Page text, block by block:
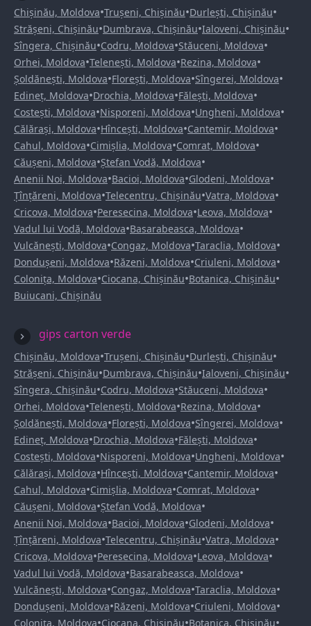
Chișinău, Moldova•Trușeni, Chișinău•Durlești, Chișinău•
Strășeni, Chișinău•Dumbrava, Chișinău•Ialoveni, Chișinău•
Sîngera, Chișinău•Codru, Moldova•Stăuceni, Moldova•
Orhei, Moldova•Telenești, Moldova•Rezina, Moldova•
Șoldănești, Moldova•Florești, Moldova•Sîngerei, Moldova•
Edineț, Moldova•Drochia, Moldova•Fălești, Moldova•
Costești, Moldova•Nisporeni, Moldova•Ungheni, Moldova•
Călărași, Moldova•Hîncești, Moldova•Cantemir, Moldova•
Cahul, Moldova•Cimișlia, Moldova•Comrat, Moldova•
Căușeni, Moldova•Ștefan Vodă, Moldova•
Anenii Noi, Moldova•Bacioi, Moldova•Glodeni, Moldova•
Țînțăreni, Moldova•Telecentru, Chișinău•Vatra, Moldova•
Cricova, Moldova•Peresecina, Moldova•Leova, Moldova•
Vadul lui Vodă, Moldova•Basarabeasca, Moldova•
Vulcănești, Moldova•Congaz, Moldova•Taraclia, Moldova•
Dondușeni, Moldova•Răzeni, Moldova•Criuleni, Moldova•
Colonița, Moldova•Ciocana, Chișinău•Botanica, Chișinău•
Buiucani, Chișinău
gips carton verde
Chișinău, Moldova•Trușeni, Chișinău•Durlești, Chișinău•
Strășeni, Chișinău•Dumbrava, Chișinău•Ialoveni, Chișinău•
Sîngera, Chișinău•Codru, Moldova•Stăuceni, Moldova•
Orhei, Moldova•Telenești, Moldova•Rezina, Moldova•
Șoldănești, Moldova•Florești, Moldova•Sîngerei, Moldova•
Edineț, Moldova•Drochia, Moldova•Fălești, Moldova•
Costești, Moldova•Nisporeni, Moldova•Ungheni, Moldova•
Călărași, Moldova•Hîncești, Moldova•Cantemir, Moldova•
Cahul, Moldova•Cimișlia, Moldova•Comrat, Moldova•
Căușeni, Moldova•Ștefan Vodă, Moldova•
Anenii Noi, Moldova•Bacioi, Moldova•Glodeni, Moldova•
Țînțăreni, Moldova•Telecentru, Chișinău•Vatra, Moldova•
Cricova, Moldova•Peresecina, Moldova•Leova, Moldova•
Vadul lui Vodă, Moldova•Basarabeasca, Moldova•
Vulcănești, Moldova•Congaz, Moldova•Taraclia, Moldova•
Dondușeni, Moldova•Răzeni, Moldova•Criuleni, Moldova•
Colonița, Moldova•Ciocana, Chișinău•Botanica, Chișinău•